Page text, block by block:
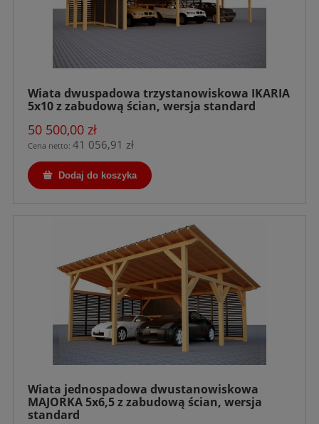
Wiata dwuspadowa trzystanowiskowa IKARIA
5x10 z zabudową ścian, wersja standard
50 500,00 zł
Cena netto:41 056,91 zł
Dodaj do koszyka
Wiata jednospadowa dwustanowiskowa
MAJORKA 5x6,5 z zabudową ścian, wersja
standard